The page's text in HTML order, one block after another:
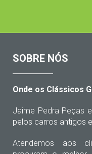
SOBRE NÓS
Onde os Clássicos
Jaime Pedra Peças
pelos carros antigos
Atendemos aos